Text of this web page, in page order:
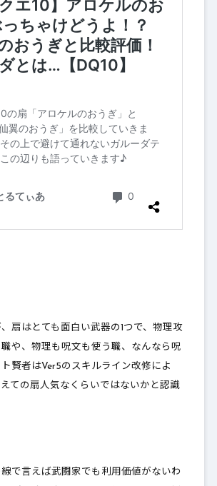
扇はとても面白い武器の1つで、物理攻
や、物理も呪文も使う職、なんなら呪
賢者はVer5のスキルライン改修によ
ての扇人気なくらいではないかと認識
で言えば武闘家でも利用価値がないわ